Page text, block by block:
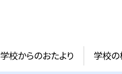
学校からのおたより 学校